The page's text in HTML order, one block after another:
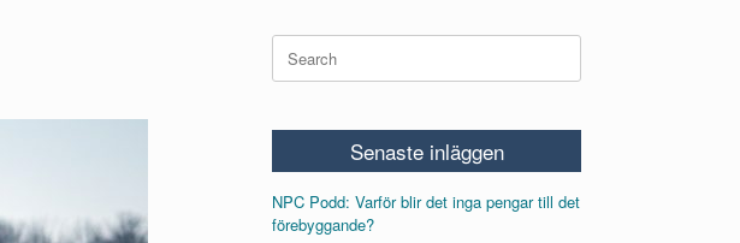
Search
for:
Senaste inläggen
NPC Podd: Varför blir det inga pengar till det
förebyggande?